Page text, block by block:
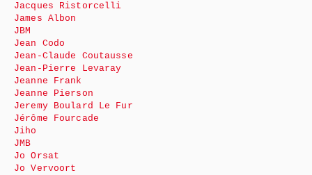
Jacques Ristorcelli
James Albon
JBM
Jean Codo
Jean-Claude Coutausse
Jean-Pierre Levaray
Jeanne Frank
Jeanne Pierson
Jeremy Boulard Le Fur
Jérôme Fourcade
Jiho
JMB
Jo Orsat
Jo Vervoort